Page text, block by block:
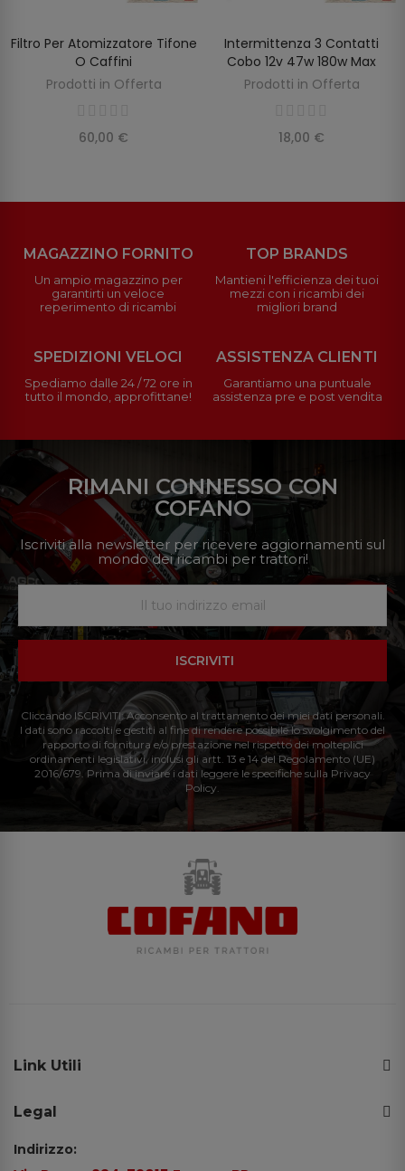
AGGIUNGI AL CARRELLO
Filtro Per Atomizzatore Tifone
O Caffini
Prodotti in Offerta
60,00 €
AGGIUNGI AL CARRELLO
Intermittenza 3 Contatti
Cobo 12v 47w 180w Max
Prodotti in Offerta
18,00 €
MAGAZZINO FORNITO
Un ampio magazzino per
garantirti un veloce
reperimento di ricambi
TOP BRANDS
Mantieni l'efficienza dei tuoi
mezzi con i ricambi dei
migliori brand
SPEDIZIONI VELOCI
Spediamo dalle 24 / 72 ore in
tutto il mondo, approfittane!
ASSISTENZA CLIENTI
Garantiamo una puntuale
assistenza pre e post vendita
RIMANI CONNESSO CON
COFANO
Iscriviti alla newsletter per ricevere aggiornamenti sul
mondo dei ricambi per trattori!
ISCRIVITI
Cliccando ISCRIVITI: Acconsento al trattamento dei miei dati personali.
I dati sono raccolti e gestiti al fine di rendere possibile lo svolgimento del
rapporto di fornitura e/o prestazione nel rispetto dei molteplici
ordinamenti legislativi, inclusi gli artt. 13 e 14 del Regolamento (UE)
2016/679. Prima di inviare i dati leggere le specifiche sulla Privacy
Policy.
Link Utili
Legal
Indirizzo: